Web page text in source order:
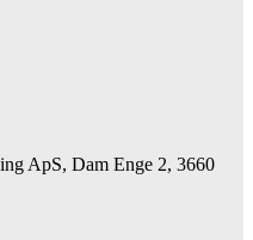
ApS, Dam Enge 2, 3660